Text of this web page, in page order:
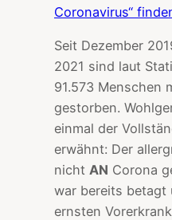
Coronavirus“
Seit Dezember
2021 sind laut
91.573 Menschen
gestorben.
einmal der
erwähnt: Der
nicht AN Corona
war bereits betagt
ernsten